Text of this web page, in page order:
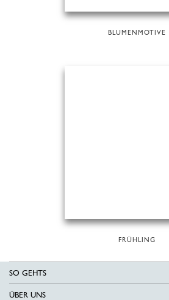
BLUMENMOTIVE
FRÜHLING
SO GEHTS
ÜBER UNS